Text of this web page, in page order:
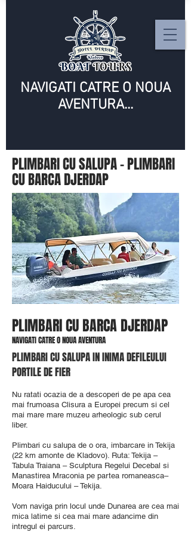
NAVIGATI CATRE O NOUA
AVENTURA...
PLIMBARI CU SALUPA – PLIMBARI
CU BARCA DJERDAP
PLIMBARI CU BARCA DJERDAP
NAVIGATI CATRE O NOUA AVENTURA
PLIMBARI CU SALUPA IN INIMA DEFILEULUI
PORTILE DE FIER
Nu ratati ocazia de a descoperi de pe apa cea
mai frumoasa Clisura a Europei precum si cel
mai mare mare muzeu arheologic sub cerul
liber.
Plimbari cu salupa de o ora, imbarcare in Tekija
(22 km amonte de Kladovo). Ruta: Tekija –
Tabula Traiana – Sculptura Regelui Decebal si
Manastirea Mraconia pe partea romaneasca–
Moara Haiducului – Tekija.
Vom naviga prin locul unde Dunarea are cea mai
mica latime si cea mai mare adancime din
intregul ei parcurs.